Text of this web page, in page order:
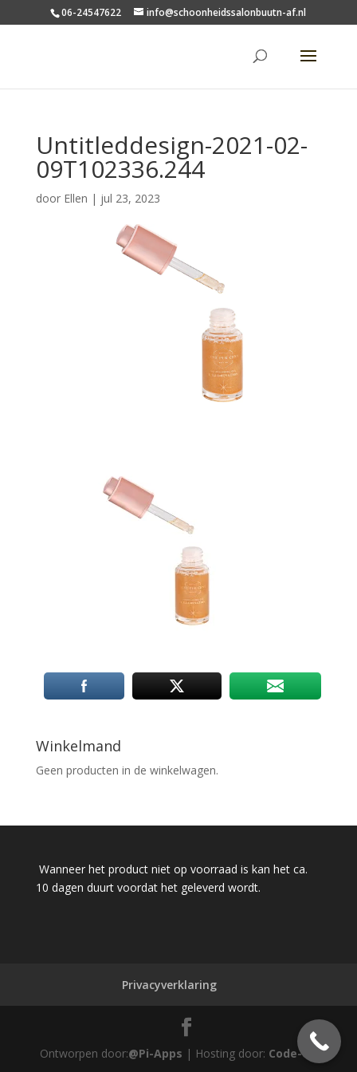
06-24547622 info@schoonheidssalonbuutn-af.nl
Untitleddesign-2021-02-
09T102336.244
door Ellen | jul 23, 2023
Winkelmand
Geen producten in de winkelwagen.
Wanneer het product niet op voorraad is kan het ca.
10 dagen duurt voordat het geleverd wordt.
Privacyverklaring
Ontworpen door:@Pi-Apps | Hosting door: Code-Up